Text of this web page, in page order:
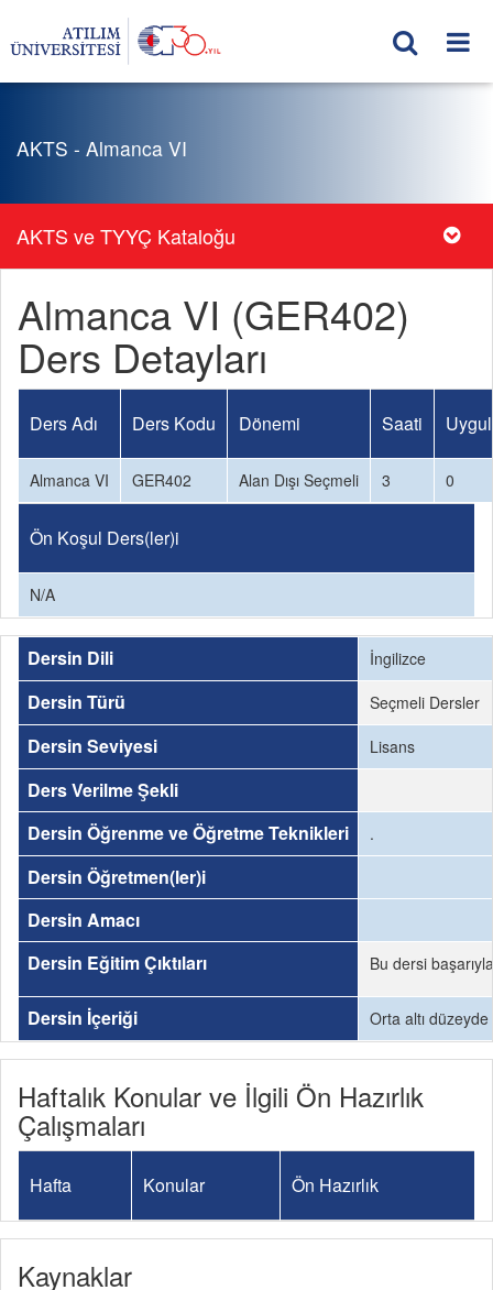
AKTS - Almanca VI
AKTS ve TYYÇ Kataloğu
Almanca VI (GER402)
Ders Detayları
Ders Adı Ders Kodu Dönemi Saati
Almanca VI GER402 Alan Dışı Seçmeli 3 0
Ön Koşul Ders(ler)i
N/A
Dersin Dili İngilizce
Dersin Türü Seçmeli Dersler
Dersin Seviyesi Lisans
Ders Verilme Şekli
Dersin Öğrenme ve Öğretme Teknikleri
.
Dersin Öğretmen(ler)i
Dersin Amacı
Dersin Eğitim Çıktıları
Bu dersi
Dersin İçeriği Orta altı
Haftalık Konular ve İlgili Ön Hazırlık
Çalışmaları
Hafta Konular Ön Hazırlık
Kaynaklar